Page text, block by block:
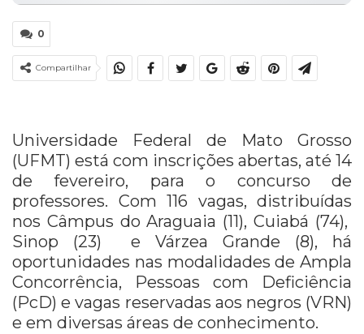
0
Compartilhar
Universidade Federal de Mato Grosso
(UFMT) está com inscrições abertas, até 14
de fevereiro, para o concurso de
professores. Com 116 vagas, distribuídas
nos Câmpus do Araguaia (11), Cuiabá (74),
Sinop (23) e Várzea Grande (8), há
oportunidades nas modalidades de Ampla
Concorrência, Pessoas com Deficiência
(PcD) e vagas reservadas aos negros (VRN)
e em diversas áreas de conhecimento.